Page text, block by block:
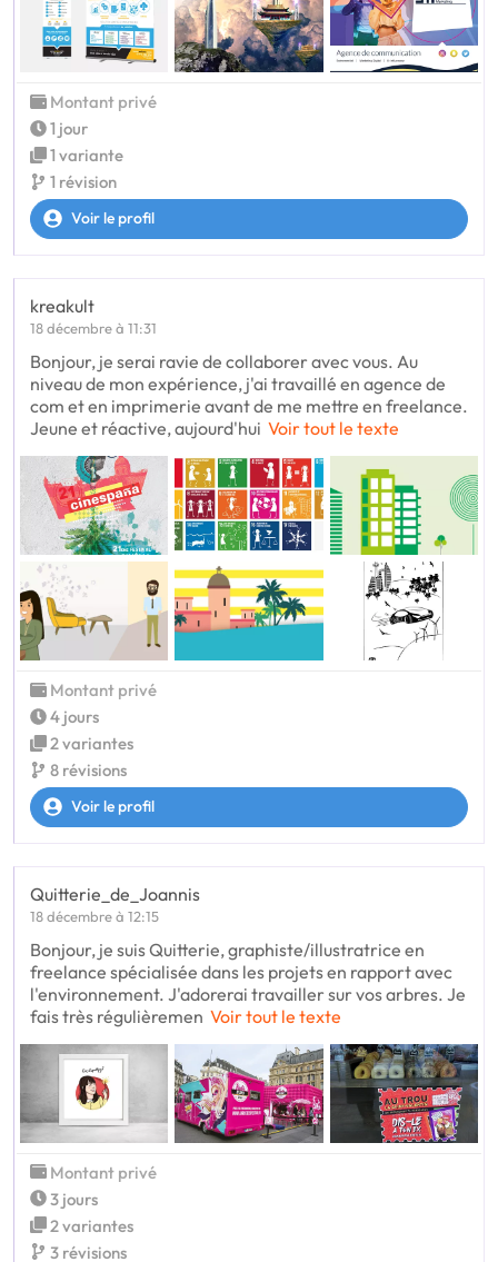
Montant privé
1 jour
1 variante
1 révision
Voir le profil
kreakult
18 décembre à 11:31
Bonjour, je serai ravie de collaborer avec vous. Au
niveau de mon expérience, j'ai travaillé en agence de
com et en imprimerie avant de me mettre en freelance.
Jeune et réactive, aujourd'hui Voir tout le texte
Montant privé
4 jours
2 variantes
8 révisions
Voir le profil
Quitterie_de_Joannis
18 décembre à 12:15
Bonjour, je suis Quitterie, graphiste/illustratrice en
freelance spécialisée dans les projets en rapport avec
l'environnement. J'adorerai travailler sur vos arbres. Je
fais très régulièremen Voir tout le texte
Montant privé
3 jours
2 variantes
3 révisions